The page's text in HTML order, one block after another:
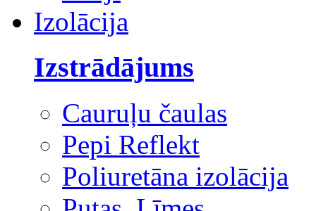
Izolācija
Izstrādājums
Cauruļu čaulas
Pepi Reflekt
Poliuretāna izolācija